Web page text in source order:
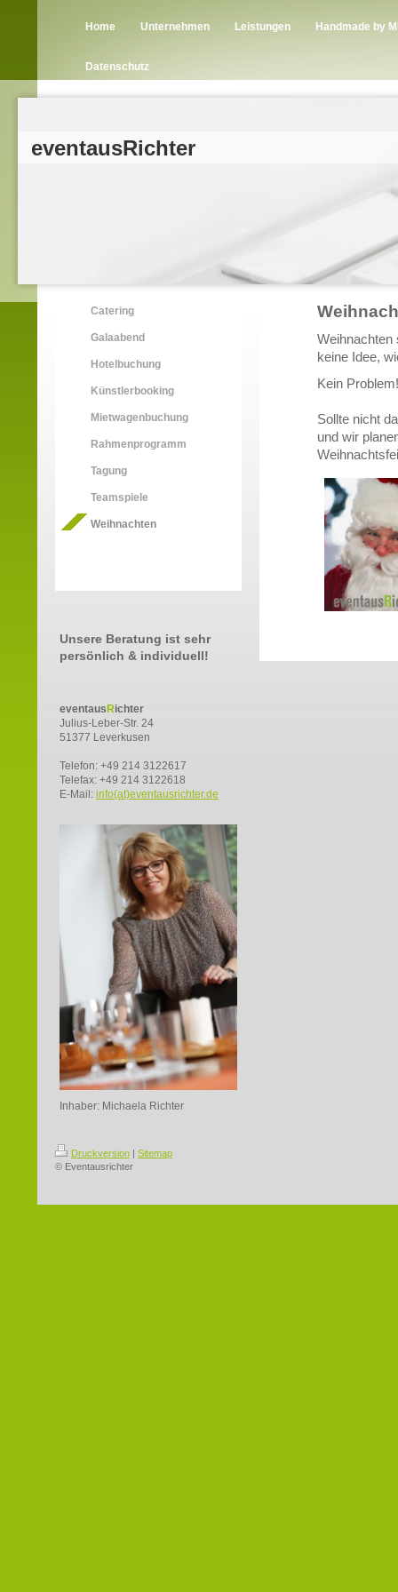
Home Unternehmen Leistungen Handmade by
Datenschutz
eventausRichter
Catering
Galaabend
Hotelbuchung
Künstlerbooking
Mietwagenbuchung
Rahmenprogramm
Tagung
Teamspiele
Weihnachten
Unsere Beratung ist sehr
persönlich & individuell!
eventaus Richter
Julius-Leber-Str. 24
51377 Leverkusen
Telefon: +49 214 3122617
Telefax: +49 214 3122618
E-Mail: info(at)eventausrichter.de
Inhaber: Michaela Richter
Weihnachten
keine Idee,
Kein
Sollte nicht
und wir
Druckversion
Sitemap
© Eventausrichter